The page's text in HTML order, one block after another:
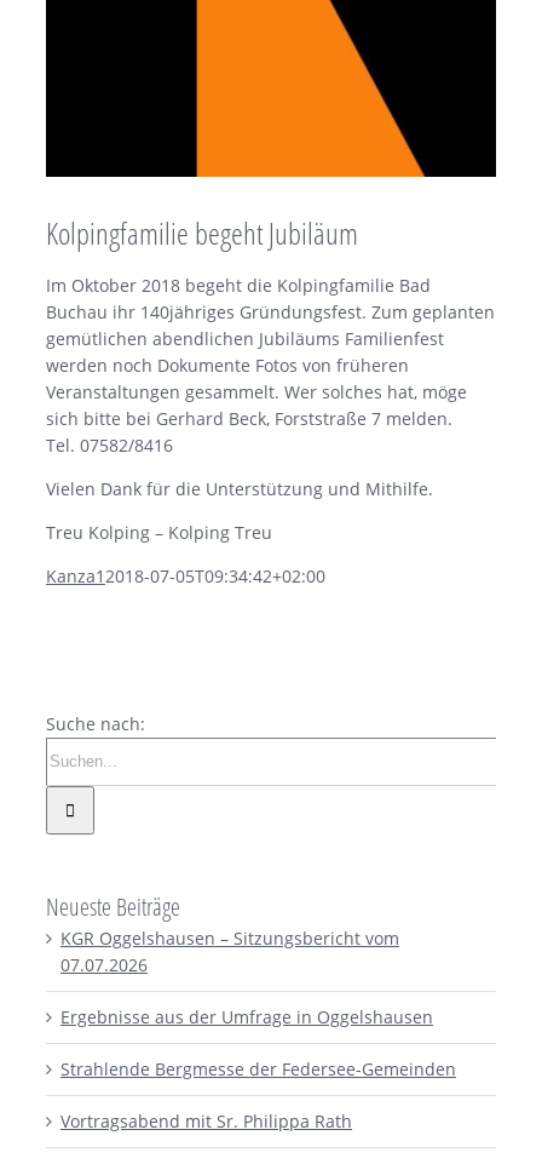
Kolpingfamilie begeht Jubiläum
Im Oktober 2018 begeht die Kolpingfamilie Bad
Buchau ihr 140jähriges Gründungsfest. Zum geplanten
gemütlichen abendlichen Jubiläums Familienfest
werden noch Dokumente Fotos von früheren
Veranstaltungen gesammelt. Wer solches hat, möge
sich bitte bei Gerhard Beck, Forststraße 7 melden.
Tel. 07582/8416
Vielen Dank für die Unterstützung und Mithilfe.
Treu Kolping – Kolping Treu
Kanza1 2018-07-05T09:34:42+02:00
Suche nach:
Neueste Beiträge
KGR Oggelshausen – Sitzungsbericht vom
07.07.2026
Ergebnisse aus der Umfrage in Oggelshausen
Strahlende Bergmesse der Federsee-Gemeinden
Vortragsabend mit Sr. Philippa Rath